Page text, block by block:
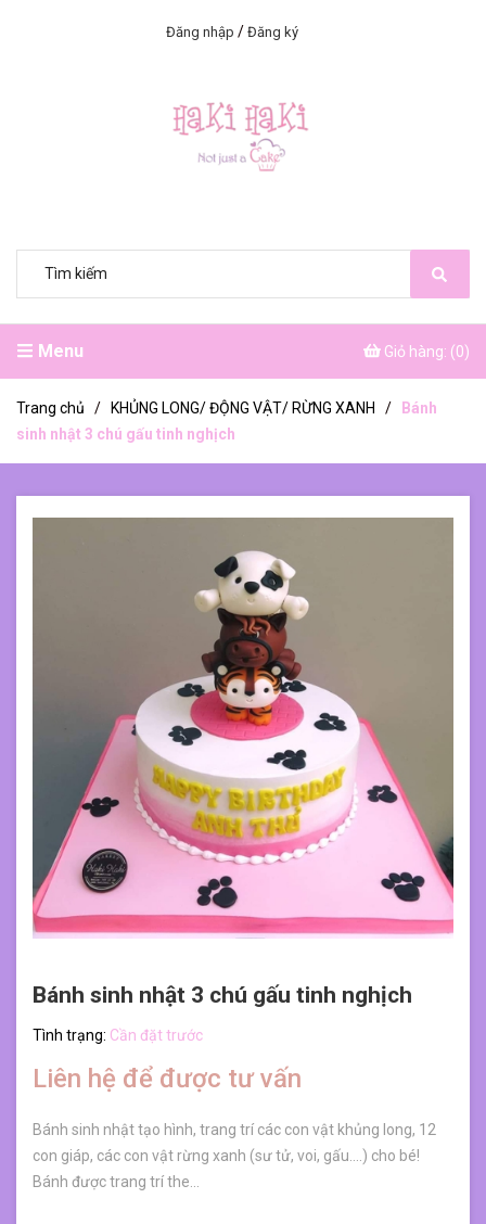
Đăng nhập / Đăng ký
Menu Giỏ hàng: (0)
Trang chủ / KHỦNG LONG/ ĐỘNG VẬT/ RỪNG XANH /
Bánh
sinh nhật 3 chú gấu tinh nghịch
Bánh sinh nhật 3 chú gấu tinh nghịch
Tình trạng: Cần đặt trước
Liên hệ để được tư vấn
Bánh sinh nhật tạo hình, trang trí các con vật khủng long, 12
con giáp, các con vật rừng xanh (sư tử, voi, gấu....) cho bé!
Bánh được trang trí the...